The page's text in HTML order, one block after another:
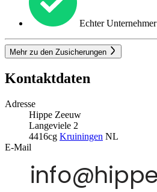
Echter Unternehmer
Mehr zu den Zusicherungen
Kontaktdaten
Adresse
Hippe Zeeuw
Langeviele 2
4416cg Kruiningen NL
E-Mail